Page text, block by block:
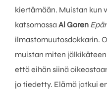
kiertämään. Muistan kun
katsomassa Al Goren
ilmastomuutosdokkarin.
muistan miten
että eihän siinä
jo tiedetty. Elämä jatkui